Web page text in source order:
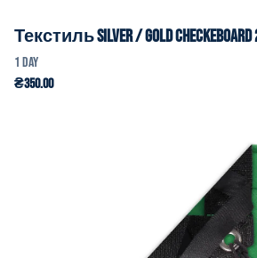
Текстиль Silver / Gold Checkeboard